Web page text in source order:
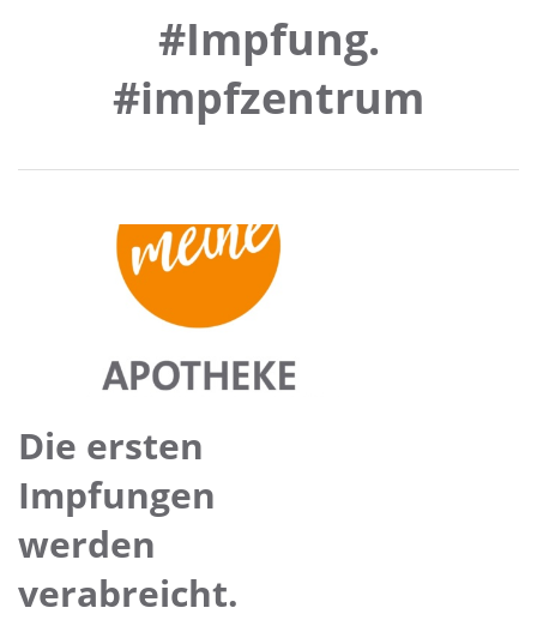
#Impfung.
#impfzentrum
Die ersten
Impfungen
werden
verabreicht.